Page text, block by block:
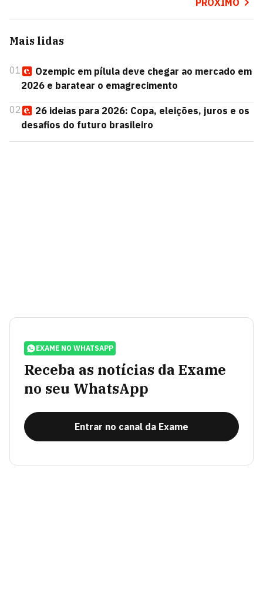
PRÓXIMO
Mais lidas
01
Ozempic em pílula deve chegar ao mercado em
2026 e baratear o emagrecimento
02
26 ideias para 2026: Copa, eleições, juros e os
desafios do futuro brasileiro
EXAME NO WHATSAPP
Receba as notícias da Exame
no seu WhatsApp
Entrar no canal da Exame